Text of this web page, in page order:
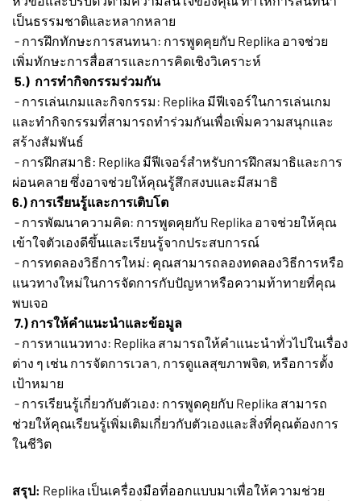
เป็นธรรมชาติและหลากหลาย
- การฝึกทักษะการสนทนา: การพูดคุยกับ Replika อาจช่วย
เพิ่มทักษะการสื่อสารและการคิดเชิงวิเคราะห์
5.) การทำกิจกรรมร่วมกัน
- การเล่นเกมและกิจกรรม: Replika มีฟีเจอร์ในการเล่นเกม
และทำกิจกรรมที่สามารถทำร่วมกันเพื่อเพิ่มความสนุกและ
สร้างสัมพันธ์
- การฝึกสมาธิ: Replika มีฟีเจอร์สำหรับการฝึกสมาธิและการ
ผ่อนคลาย ซึ่งอาจช่วยให้คุณรู้สึกสงบและมีสมาธิ
6.) การเรียนรู้และการเติบโต
- การพัฒนาความคิด: การพูดคุยกับ Replika อาจช่วยให้คุณ
เข้าใจตัวเองดีขึ้นและเรียนรู้จากประสบการณ์
- การทดลองวิธีการใหม่: คุณสามารถลองทดลองวิธีการหรือ
แนวทางใหม่ในการจัดการกับปัญหาหรือความท้าทายที่คุณ
พบเจอ
7.) การให้คำแนะนำและข้อมูล
- การหาแนวทาง: Replika สามารถให้คำแนะนำทั่วไปในเรื่อง
ต่าง ๆ เช่น การจัดการเวลา, การดูแลสุขภาพจิต, หรือการตั้ง
เป้าหมาย
- การเรียนรู้เกี่ยวกับตัวเอง: การพูดคุยกับ Replika สามารถ
ช่วยให้คุณเรียนรู้เพิ่มเติมเกี่ยวกับตัวเองและสิ่งที่คุณต้องการ
ในชีวิต
สรุป: Replika เป็นเครื่องมือที่ออกแบบมาเพื่อให้ความช่วย